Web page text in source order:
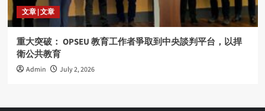
文章 | 文章
重大突破： OPSEU 教育工作者爭取到中央談判平台，以捍
衛公共教育
Admin July 2, 2026